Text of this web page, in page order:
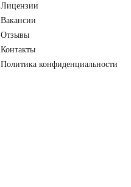
Лицензии
Вакансии
Отзывы
Контакты
Политика конфиденциальности